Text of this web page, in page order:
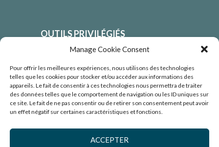
Manage Cookie Consent
Pour offrir les meilleures expériences, nous utilisons des technologies
telles que les cookies pour stocker et/ou accéder aux informations des
appareils. Le fait de consentir à ces technologies nous permettra de traiter
des données telles que le comportement de navigation ou les ID uniques sur
ce site. Le fait de ne pas consentir ou de retirer son consentement peut avoir
un effet négatif sur certaines caractéristiques et fonctions.
ACCEPTER
OUTILS PRIVILÉGIÉS
Approche de l’enquête appréciative
Technologie des systèmes ouverts
Outils de transformation culturelle
Outils d’évaluation psychométriques et de
rétroaction 360°